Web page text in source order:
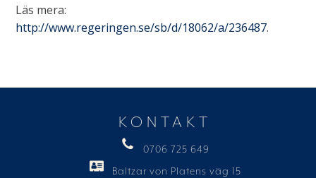
Läs mera:
http://www.regeringen.se/sb/d/18062/a/236487.
KONTAKT
0706 725 649
Baltzar von Platens väg 15